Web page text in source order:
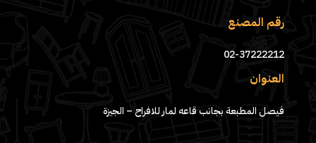
رقم المصنع
02-37222212
العنوان
فيصل المطبعة بجانب قاعه لمار للافراح – الجيزة